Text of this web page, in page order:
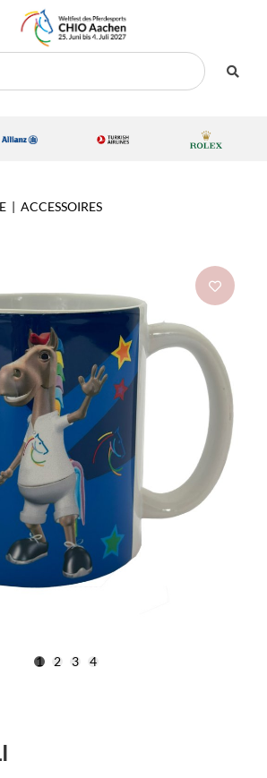
ACCESSOIRES
1 2 3 4